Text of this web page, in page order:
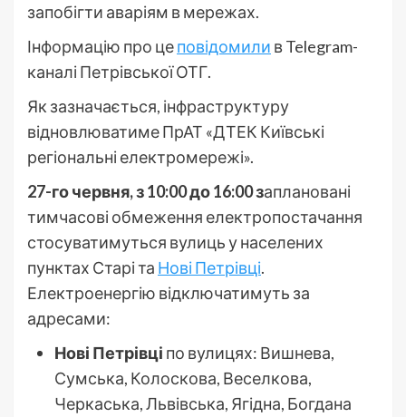
запобігти аваріям в мережах.
Інформацію про цеповідомили в Telegram-
каналі Петрівської ОТГ.
Як зазначається, інфраструктуру
відновлюватиме ПрАТ «ДТЕК Київські
регіональні електромережі».
27-го червня, з 10:00 до 16:00 заплановані
тимчасові обмеження електропостачання
стосуватимуться вулиць у населених
пунктах Старі та Нові Петрівці.
Електроенергію відключатимуть за
адресами:
Нові Петрівці по вулицях: Вишнева,
Сумська, Колоскова, Веселкова,
Черкаська, Львівська, Ягідна, Богдана